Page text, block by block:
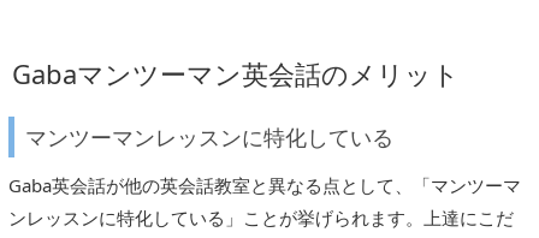
Gabaマンツーマン英会話のメリット
マンツーマンレッスンに特化している
Gaba英会話が他の英会話教室と異なる点として、「マンツーマ
ンレッスンに特化している」ことが挙げられます。上達にこだ